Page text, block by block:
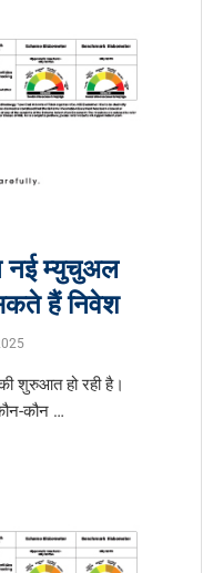
नई म्युचुअल
हैं निवेश
शुरुआत हो रही है।
कौन …